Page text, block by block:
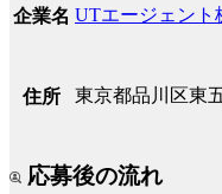
企業名 UTエージェント
住所 東京都品川区東
応募後の流れ